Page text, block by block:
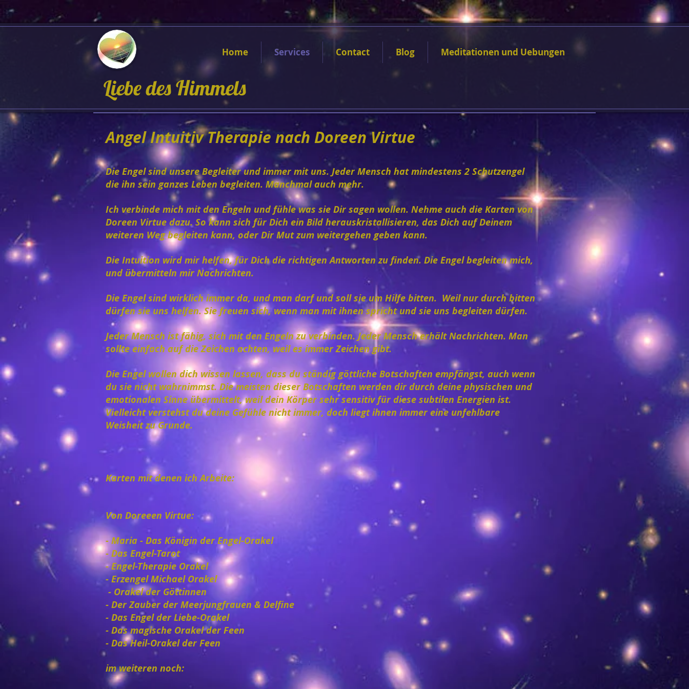
Liebe des Himmels
Home Services Contact Blog Meditationen und Uebungen
Angel Intuitiv Therapie nach Doreen Virtue
Die Engel sind unsere Begleiter und immer mit uns. Jeder Mensch hat mindestens 2 Schutzengel
die ihn sein ganzes Leben begleiten. Manchmal auch mehr.
Ich verbinde mich mit den Engeln und fühle was sie Dir sagen wollen. Nehme auch die Karten von
Doreen Virtue dazu. So kann sich für Dich ein Bild herauskristallisieren, das Dich auf Deinem
weiteren Weg begleiten kann, oder Dir Mut zum weitergehen geben kann.
Die Intuition wird mir helfen, für Dich die richtigen Antworten zu finden. Die Engel begleiten mich,
und übermitteln mir Nachrichten.
Die Engel sind wirklich immer da, und man darf und soll sie um Hilfe bitten. Weil nur durch bitten
dürfen sie uns helfen. Sie freuen sich, wenn man mit ihnen spricht und sie uns begleiten dürfen.
Jeder Mensch ist fähig, sich mit den Engeln zu verbinden. Jeder Mensch erhält Nachrichten. Man
sollte einfach auf die Zeichen achten, weil es immer Zeichen gibt.
Die Engel wollen dich wissen lassen, dass du ständig göttliche Botschaften empfängst, auch wenn
du sie nicht wahrnimmst. Die meisten dieser Botschaften werden dir durch deine physischen und
emotionalen Sinne übermittelt, weil dein Körper sehr sensitiv für diese subtilen Energien ist.
Vielleicht verstehst du deine Gefühle nicht immer, doch liegt ihnen immer eine unfehlbare
Weisheit zu Grunde.
Karten mit denen ich Arbeite:
Von Doreeen Virtue:
- Maria - Das Königin der Engel-Orakel
- Das Engel-Tarot
- Engel-Therapie Orakel
- Erzengel Michael Orakel
- Orakel der Göttinnen
- Der Zauber der Meerjungfrauen & Delfine
- Das Engel der Liebe-Orakel
- Das magische Orakel der Feen
- Das Heil-Orakel der Feen
im weiteren noch: